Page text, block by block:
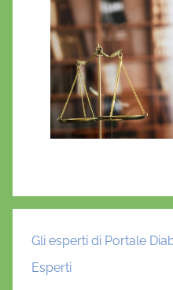
Gli esperti di Portale
Esperti